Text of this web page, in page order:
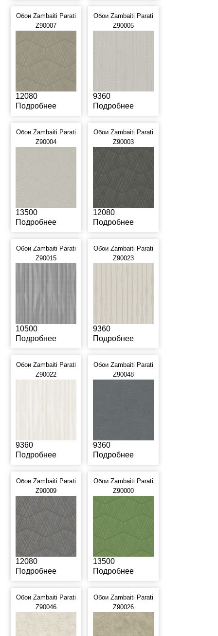
Обои Zambaiti Parati
Z90007
12080
Подробнее
Обои Zambaiti Parati
Z90005
9360
Подробнее
Обои Zambaiti Parati
Z90004
13500
Подробнее
Обои Zambaiti Parati
Z90003
12080
Подробнее
Обои Zambaiti Parati
Z90015
10500
Подробнее
Обои Zambaiti Parati
Z90023
9360
Подробнее
Обои Zambaiti Parati
Z90022
9360
Подробнее
Обои Zambaiti Parati
Z90048
9360
Подробнее
Обои Zambaiti Parati
Z90009
12080
Подробнее
Обои Zambaiti Parati
Z90000
13500
Подробнее
Обои Zambaiti Parati
Z90046
Обои Zambaiti Parati
Z90026